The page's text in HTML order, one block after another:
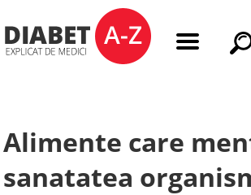
Alimente care
sanatatea